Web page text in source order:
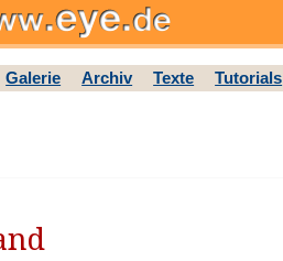
Galerie Archiv Texte Tutorials